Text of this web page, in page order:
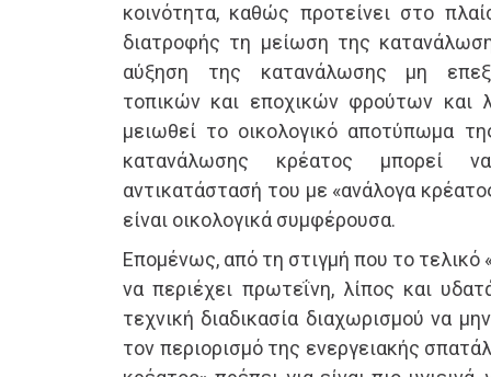
κοινότητα, καθώς προτείνει στο
διατροφής τη μείωση της
αύξηση της κατανάλωσης μη
τοπικών και εποχικών φρούτων και
μειωθεί το οικολογικό αποτύπωμα
κατανάλωσης κρέατος μπορεί
αντικατάστασή του με «ανάλογα
είναι οικολογικά συμφέρουσα.
Επομένως, από τη στιγμή που το τελικό
να περιέχει πρωτεΐνη, λίπος και
τεχνική διαδικασία διαχωρισμού να
τον περιορισμό της ενεργειακής